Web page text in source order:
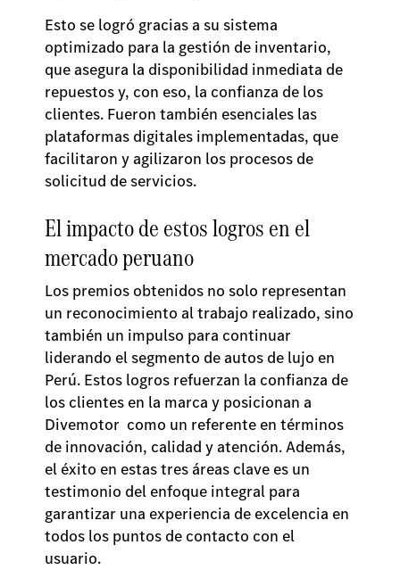
Esto se logró gracias a su sistema
optimizado para la gestión de inventario,
que asegura la disponibilidad inmediata de
repuestos y, con eso, la confianza de los
clientes. Fueron también esenciales las
plataformas digitales implementadas, que
facilitaron y agilizaron los procesos de
solicitud de servicios.
El impacto de estos logros en el
mercado peruano
Los premios obtenidos no solo representan
un reconocimiento al trabajo realizado, sino
también un impulso para continuar
liderando el segmento de autos de lujo en
Perú. Estos logros refuerzan la confianza de
los clientes en la marca y posicionan a
Divemotor como un referente en términos
de innovación, calidad y atención. Además,
el éxito en estas tres áreas clave es un
testimonio del enfoque integral para
garantizar una experiencia de excelencia en
todos los puntos de contacto con el
usuario.